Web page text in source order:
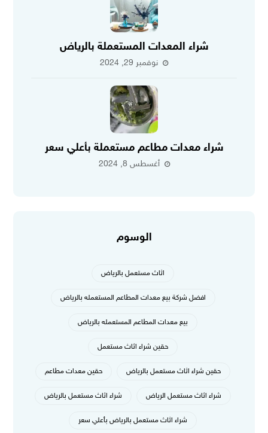
شراء المعدات المستعملة بالرياض
نوفمبر 29, 2024
شراء معدات مطاعم مستعملة بأعلي سعر
أغسطس 8, 2024
الوسوم
اثاث مستعمل بالرياض
افضل شركة بيع معدات المطاعم المستعمله بالرياض
بيع معدات المطاعم المستعمله بالرياض
حقين شراء اثاث مستعمل
حقين شراء اثاث مستعمل بالرياض حقين معدات مطاعم
شراء اثاث مستعمل الرياض شراء اثاث مستعمل بالرياض
شراء اثاث مستعمل بالرياض بأعلي سعر